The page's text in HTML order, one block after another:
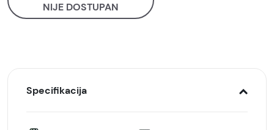
NIJE DOSTUPAN
Specifikacija